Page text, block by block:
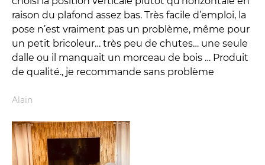
raison du plafond assez bas. Très facile d’emploi, la
pose n’est vraiment pas un problème, même pour
un petit bricoleur… très peu de chutes… une seule
dalle ou il manquait un morceau de bois … Produit
de qualité., je recommande sans problème
Alain